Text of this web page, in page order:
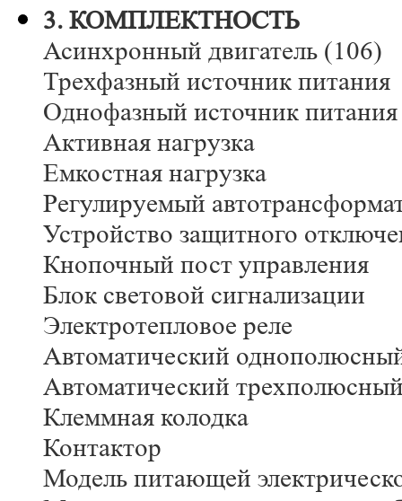
3. КОМПЛЕКТНОСТЬ
Асинхронный двигатель (106)
Трехфазный источник питания
Однофазный источник питания
Активная нагрузка
Емкостная нагрузка
Регулируемый
Устройство защитного
Кнопочный пост управления
Блок световой сигнализации
Электротепловое реле
Автоматический
Автоматический
Клеммная колодка
Контактор
Модель питающей